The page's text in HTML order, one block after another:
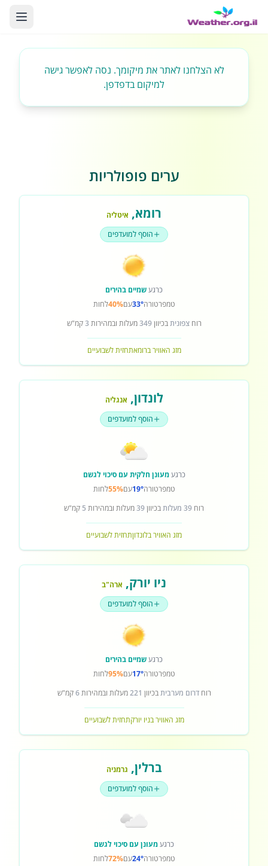
לא הצלחנו לאתר את מיקומך. נסה לאפשר גישה
למיקום בדפדפן.
ערים פופולריות
רומא, איטליה
הוסף למועדפים
כרגעשמיים בהירים
טמפרטורה33°עם40%לחות
רוחצפוניתבכיוון349מעלות ובמהירות 3קמ"ש
מזג האוויר ברומאתחזית לשבועיים
לונדון, אנגליה
הוסף למועדפים
כרגעמעונן חלקית עם סיכוי לגשם
טמפרטורה19°עם55%לחות
רוח 39 מעלות בכיוון39מעלות ובמהירות 5 קמ"ש
מזג האוויר בלונדוןתחזית לשבועיים
ניו יורק, ארה"ב
הוסף למועדפים
כרגעשמיים בהירים
טמפרטורה17°עם95%לחות
רוחדרום מערביתבכיוון 221מעלות ובמהירות6קמ"ש
מזג האוויר בניו יורקתחזית לשבועיים
ברלין, גרמניה
הוסף למועדפים
כרגעמעונן עם סיכוי לגשם
טמפרטורה24°עם72%לחות